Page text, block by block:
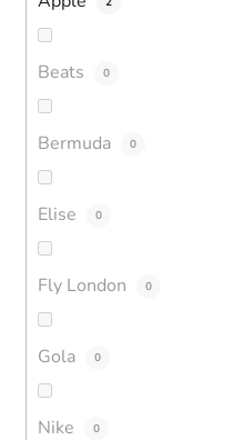
Beats 0
Bermuda 0
Elise 0
Fly London 0
Gola 0
Nike 0